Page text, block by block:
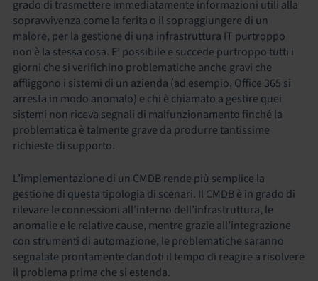
grado di trasmettere immediatamente informazioni utili alla
sopravvivenza come la ferita o il sopraggiungere di un
malore, per la gestione di una infrastruttura IT purtroppo
non è la stessa cosa. E’ possibile e succede purtroppo tutti i
giorni che si verifichino problematiche anche gravi che
affliggono i sistemi di un azienda (ad esempio, Office 365 si
arresta in modo anomalo) e chi è chiamato a gestire quei
sistemi non riceva segnali di malfunzionamento finché la
problematica è talmente grave da produrre tantissime
richieste di supporto.
L’implementazione di un CMDB rende più semplice la
gestione di questa tipologia di scenari. Il CMDB è in grado di
rilevare le connessioni all’interno dell’infrastruttura, le
anomalie e le relative cause, mentre grazie all’integrazione
con strumenti di automazione, le problematiche saranno
segnalate prontamente dandoti il tempo di reagire a risolvere
il problema prima che si estenda.